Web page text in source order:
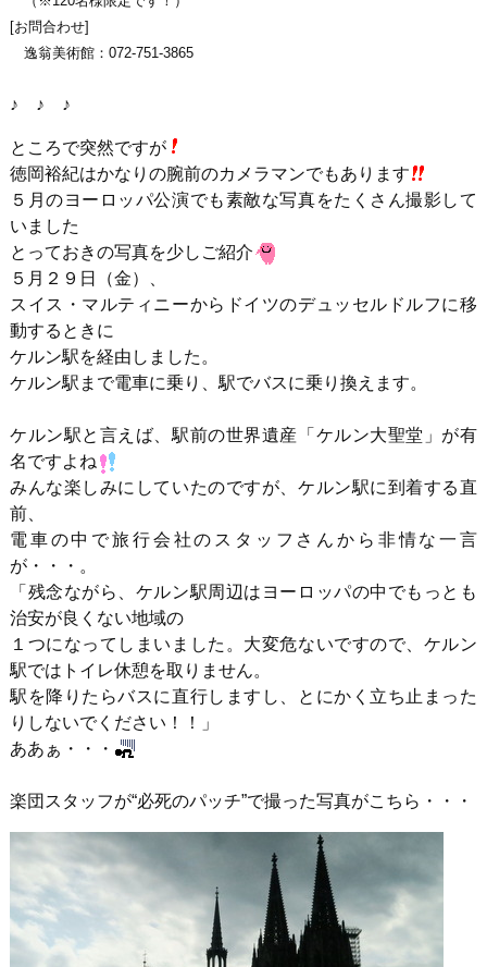
[お問合わせ]
逸翁美術館：072-751-3865
♪ ♪ ♪
ところで突然ですが
徳岡裕紀はかなりの腕前のカメラマンでもあります
５月のヨーロッパ公演でも素敵な写真をたくさん撮影して
いました
とっておきの写真を少しご紹介
５月２９日（金）、
スイス・マルティニーからドイツのデュッセルドルフに移
動するときに
ケルン駅を経由しました。
ケルン駅まで電車に乗り、駅でバスに乗り換えます。
ケルン駅と言えば、駅前の世界遺産「ケルン大聖堂」が有
名ですよね
みんな楽しみにしていたのですが、ケルン駅に到着する直
前、
電車の中で旅行会社のスタッフさんから非情な一言
が・・・。
「残念ながら、ケルン駅周辺はヨーロッパの中でもっとも
治安が良くない地域の
１つになってしまいました。大変危ないですので、ケルン
駅ではトイレ休憩を取りません。
駅を降りたらバスに直行しますし、とにかく立ち止まった
りしないでください！！」
ああぁ・・・
楽団スタッフが“必死のパッチ”で撮った写真がこちら・・・